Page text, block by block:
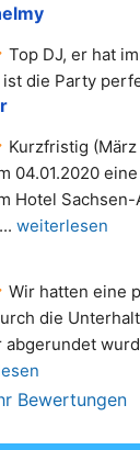
Top DJ, er hat
ist die Party
Kurzfristig (März
04.01.2020
Hotel Sachsen-
... weiterlesen
Wir hatten eine
die
abgerundet
Bewertungen